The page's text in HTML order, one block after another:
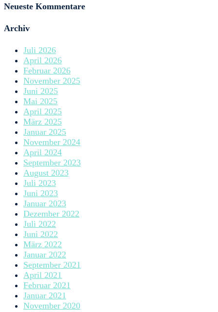
Neueste Kommentare
Archiv
Juli 2026
April 2026
Februar 2026
November 2025
Juni 2025
Mai 2025
April 2025
März 2025
Januar 2025
November 2024
April 2024
September 2023
August 2023
Juli 2023
Juni 2023
Januar 2023
Dezember 2022
Juli 2022
Juni 2022
März 2022
Januar 2022
September 2021
April 2021
Februar 2021
Januar 2021
November 2020